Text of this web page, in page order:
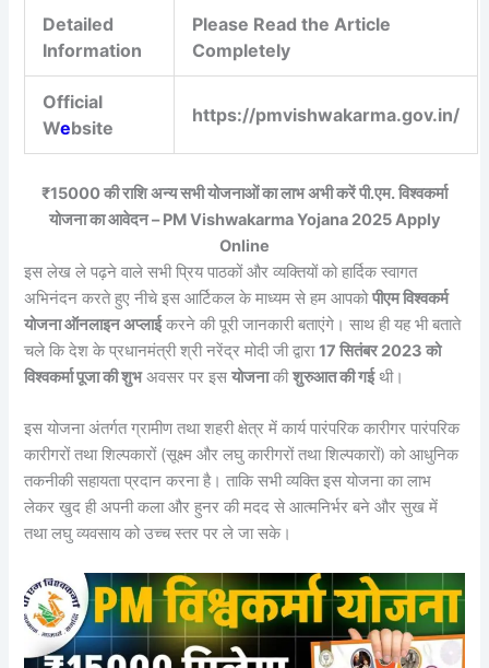
Detailed
Information
Please Read the Article
Completely
Official
Website
https://pmvishwakarma.gov.in/
₹15000 की राशि अन्य सभी योजनाओं का लाभ अभी करें पी.एम. विश्वकर्मा
योजना का आवेदन – PM Vishwakarma Yojana 2025 Apply
Online
इस लेख ले पढ़ने वाले सभी प्रिय पाठकों और व्यक्तियों को हार्दिक स्वागत
अभिनंदन करते हुए नीचे इस आर्टिकल के माध्यम से हम आपकोपीएम विश्वकर्म
योजना ऑनलाइन अप्लाईकरने की पूरी जानकारी बताएंगे। साथ ही यह भी बताते
चले कि देश के प्रधानमंत्री श्री नरेंद्र मोदी जी द्वारा17 सितंबर 2023 को
विश्वकर्मा पूजा की शुभअवसर पर इसयोजनाकीशुरुआत की गईथी।
इस योजना अंतर्गत ग्रामीण तथा शहरी क्षेत्र में कार्य पारंपरिक कारीगर पारंपरिक
कारीगरों तथा शिल्पकारों (सूक्ष्म और लघु कारीगरों तथा शिल्पकारों) को आधुनिक
तकनीकी सहायता प्रदान करना है। ताकि सभी व्यक्ति इस योजना का लाभ
लेकर खुद ही अपनी कला और हुनर की मदद से आत्मनिर्भर बने और सुख में
तथा लघु व्यवसाय को उच्च स्तर पर ले जा सके।